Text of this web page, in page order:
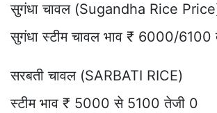
सुगंधा चावल (Sugandha Rice
सुगंधा स्टीम चावल भाव ₹ 6000/6100
सरबती चावल (SARBATI RICE)
स्टीम भाव ₹ 5000 से 5100 तेजी 0